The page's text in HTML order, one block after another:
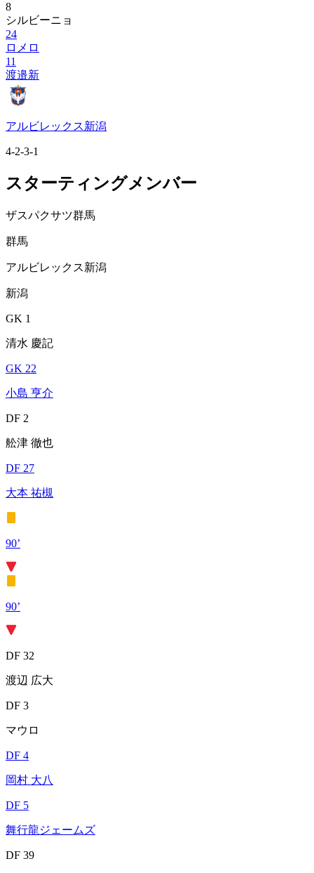
8
シルビーニョ
24
ロメロ
11
渡邉新
アルビレックス新潟
4-2-3-1
スターティングメンバー
ザスパクサツ群馬
群馬
アルビレックス新潟
新潟
GK 1
清水 慶記
GK 22
小島 亨介
DF 2
舩津 徹也
DF 27
大本 祐槻
90’
90’
DF 32
渡辺 広大
DF 3
マウロ
DF 4
岡村 大八
DF 5
舞行龍ジェームズ
DF 39